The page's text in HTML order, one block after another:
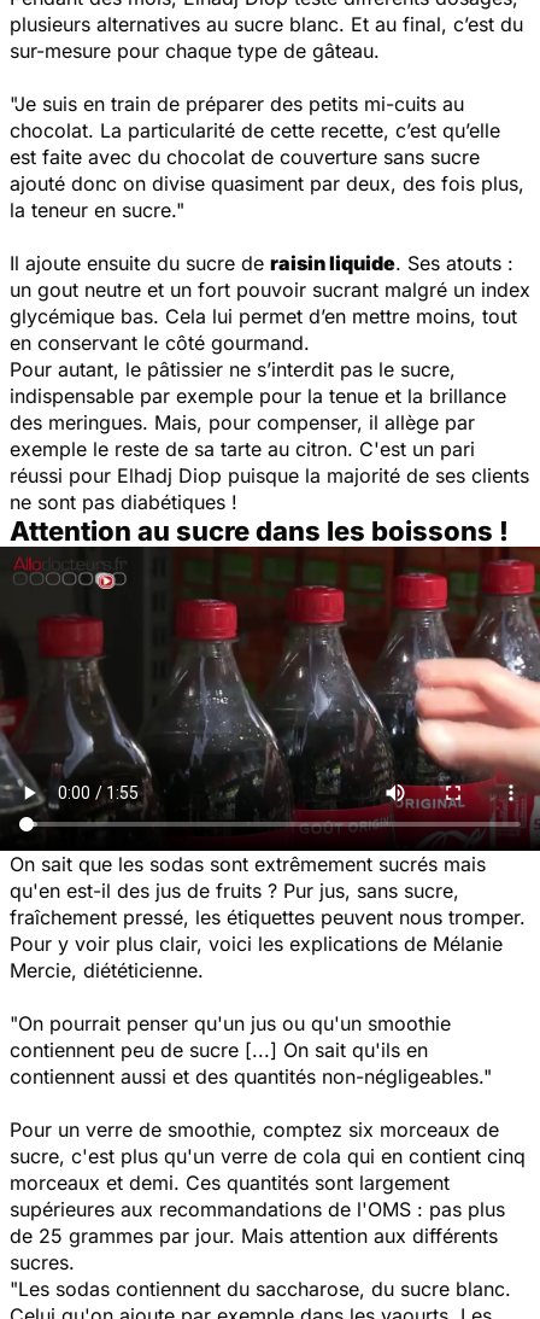
plusieurs alternatives au sucre blanc. Et au final, c’est du
sur-mesure pour chaque type de gâteau.
"Je suis en train de préparer des petits mi-cuits au
chocolat. La particularité de cette recette, c’est qu’elle
est faite avec du chocolat de couverture sans sucre
ajouté donc on divise quasiment par deux, des fois plus,
la teneur en sucre."
Il ajoute ensuite du sucre de raisin liquide. Ses atouts :
un gout neutre et un fort pouvoir sucrant malgré un index
glycémique bas. Cela lui permet d’en mettre moins, tout
en conservant le côté gourmand.
Pour autant, le pâtissier ne s’interdit pas le sucre,
indispensable par exemple pour la tenue et la brillance
des meringues. Mais, pour compenser, il allège par
exemple le reste de sa tarte au citron. C'est un pari
réussi pour Elhadj Diop puisque la majorité de ses clients
ne sont pas diabétiques !
Attention au sucre dans les boissons !
On sait que les sodas sont extrêmement sucrés mais
qu'en est-il des jus de fruits ? Pur jus, sans sucre,
fraîchement pressé, les étiquettes peuvent nous tromper.
Pour y voir plus clair, voici les explications de Mélanie
Mercie, diététicienne.
"On pourrait penser qu'un jus ou qu'un smoothie
contiennent peu de sucre [...] On sait qu'ils en
contiennent aussi et des quantités non-négligeables."
Pour un verre de smoothie, comptez six morceaux de
sucre, c'est plus qu'un verre de cola qui en contient cinq
morceaux et demi. Ces quantités sont largement
supérieures aux recommandations de l'OMS : pas plus
de 25 grammes par jour. Mais attention aux différents
sucres.
"Les sodas contiennent du saccharose, du sucre blanc.